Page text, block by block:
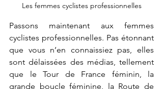
Les femmes cyclistes professionnelles
Passons maintenant aux femmes
cyclistes professionnelles. Pas étonnant
que vous n’en connaissiez pas, elles
sont délaissées des médias, tellement
que le Tour de France féminin, la
grande boucle féminine, la Route de